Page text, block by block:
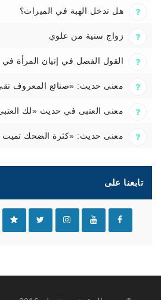
هل تدخل الهبة في الميراث؟
زواج سنية من علوي
القول الفصل في إتيان المرأة في
معنى حديث: «صنائع المعروف
معنى العتبى في حديث «لك
معنى حديث: «كثرة الضحك تميت
تابعنا على